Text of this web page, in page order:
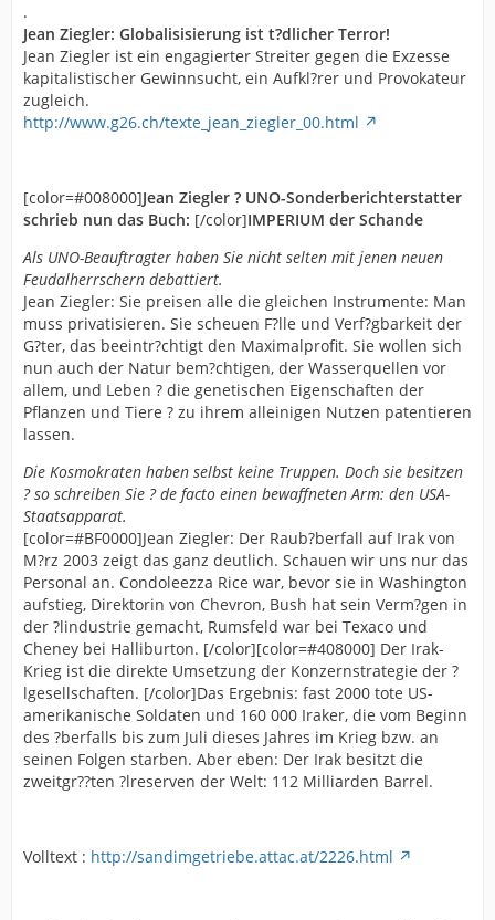
.
Jean Ziegler: Globalisisierung ist t?dlicher Terror!
Jean Ziegler ist ein engagierter Streiter gegen die Exzesse
kapitalistischer Gewinnsucht, ein Aufkl?rer und Provokateur
zugleich.
http://www.g26.ch/texte_jean_ziegler_00.html
[color=#008000]Jean Ziegler ? UNO-Sonderberichterstatter
schrieb nun das Buch: [/color]IMPERIUM der Schande
Als UNO-Beauftragter haben Sie nicht selten mit jenen neuen
Feudalherrschern debattiert.
Jean Ziegler: Sie preisen alle die gleichen Instrumente: Man
muss privatisieren. Sie scheuen F?lle und Verf?gbarkeit der
G?ter, das beeintr?chtigt den Maximalprofit. Sie wollen sich
nun auch der Natur bem?chtigen, der Wasserquellen vor
allem, und Leben ? die genetischen Eigenschaften der
Pflanzen und Tiere ? zu ihrem alleinigen Nutzen patentieren
lassen.
Die Kosmokraten haben selbst keine Truppen. Doch sie besitzen
? so schreiben Sie ? de facto einen bewaffneten Arm: den USA-
Staatsapparat.
[color=#BF0000]Jean Ziegler: Der Raub?berfall auf Irak von
M?rz 2003 zeigt das ganz deutlich. Schauen wir uns nur das
Personal an. Condoleezza Rice war, bevor sie in Washington
aufstieg, Direktorin von Chevron, Bush hat sein Verm?gen in
der ?lindustrie gemacht, Rumsfeld war bei Texaco und
Cheney bei Halliburton. [/color][color=#408000] Der Irak-
Krieg ist die direkte Umsetzung der Konzernstrategie der ?
lgesellschaften. [/color]Das Ergebnis: fast 2000 tote US-
amerikanische Soldaten und 160 000 Iraker, die vom Beginn
des ?berfalls bis zum Juli dieses Jahres im Krieg bzw. an
seinen Folgen starben. Aber eben: Der Irak besitzt die
zweitgr??ten ?lreserven der Welt: 112 Milliarden Barrel.
Volltext : http://sandimgetriebe.attac.at/2226.html